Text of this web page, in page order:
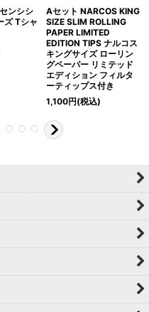
ンシシ
ズ Tシャ
Aセット NARCOS KING
SIZE SLIM ROLLING
PAPER LIMITED
EDITION TIPS ナルコス
キングサイズ ローリン
グペーパー リミテッド
エディション フィルタ
ーティップス付き
1,100円(税込)